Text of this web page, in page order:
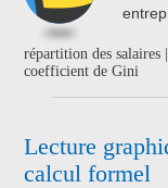
répartition des salaires
coefficient de Gini
Lecture
calcul formel